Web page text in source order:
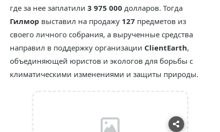
где за нее заплатили 3 975 000 долларов. Тогда
Гилмор выставил на продажу 127 предметов из
своего личного собрания, а вырученные средства
направил в поддержку организации ClientEarth,
объединяющей юристов и экологов для борьбы с
климатическими изменениями и защиты природы.